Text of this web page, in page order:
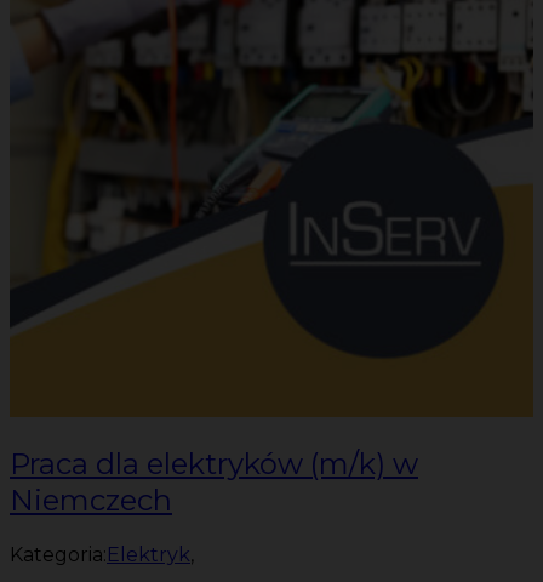
Praca dla elektryków (m/k) w
Niemczech
Kategoria:Elektryk,